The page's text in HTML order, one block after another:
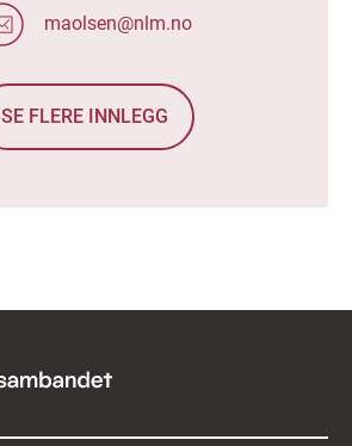
maolsen@nlm.no
SE FLERE INNLEGG